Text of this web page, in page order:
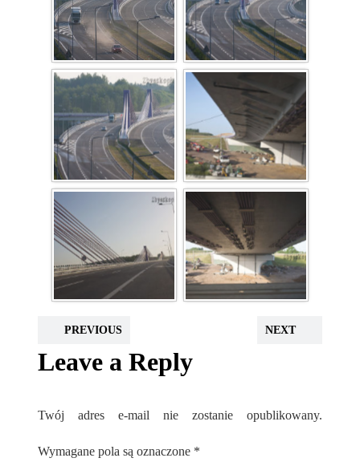
PREVIOUS NEXT
Leave a Reply
Twój adres e-mail nie zostanie opublikowany.
Wymagane pola są oznaczone *